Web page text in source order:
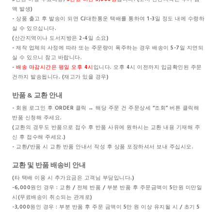
액 발생)
- 상품 출고 후 발송이 되면 CJ대한통운 택배를 통하여 1-3일 정도 내에 수령하
실 수 있으십니다.
(산간지역이나 도서지방은 2-4일 소요)
- 제작 업체의 사정에 따라 또는 주문량이 폭주하는 경우 배송이 5-7일 지연되
실 수 있으니 참고 바랍니다.
- 배송 마감시간은 평일 오후 4시 입니다. 오후 4시 이전까지 입금확인된 주문
건까지 발송됩니다. (재고가 있을 경우)
반품 & 교환 안내
- 회원 로그인 후 ORDER 클릭 → 해당 주문 건 주문상세 “조회” 버튼 클릭해
반품 신청해 주세요.
(교환의 경우도 반품으로 접수 후 반품 사유에 원하시는 교환 내용 기재해 주
신 후 접수해 주세요.)
- 교환/반품 시 교환 반품 안내서 작성 후 상품 포장하셔서 보내 주십시오.
교환 및 반품 배송비 안내
(타 택배 이용 시 추가요금은 고객님 부담입니다.)
-6,000원인 경우 : 교환 / 전체 반품 / 부분 반품 후 주문금액이 5만원 미만일
시(무료배송이 취소되는 관계로)
-3,000원인 경우 : 부분 반품 후 주문 금액이 5만 원 이상 유지될 시 / 초기 5